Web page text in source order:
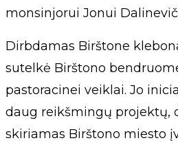
monsinjorui Jonui
Dirbdamas Birštone
sutelkė Birštono
pastoracinei veiklai. Jo
daug reikšmingų projektų,
skiriamas Birštono miesto